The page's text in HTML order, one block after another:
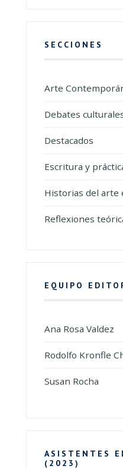
SECCIONES
Arte
Debates
Destacados
Escritura y
Historias del arte
Reflexiones
EQUIPO
Ana Rosa Valdez
Rodolfo Kronfle
Susan Rocha
ASISTENTES
(2023)